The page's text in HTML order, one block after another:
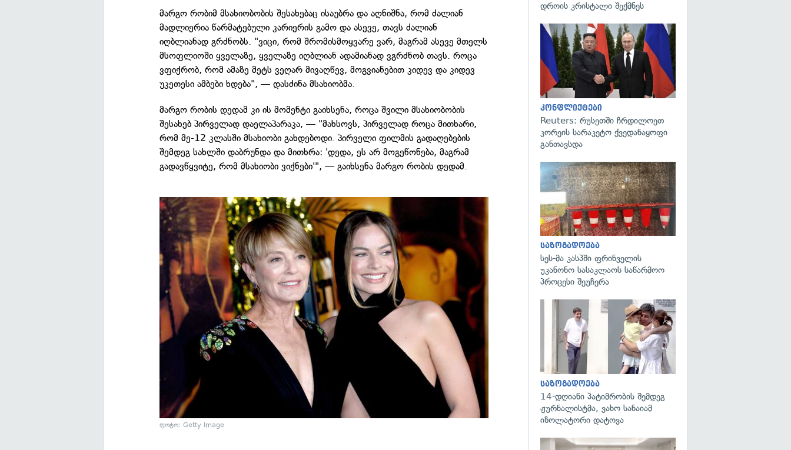
მარგო რობიმ მსახიობობის შესახებაც ისაუბრა და აღნიშნა, რომ ძალიან
მადლიერია წარმატებული კარიერის გამო და ასევე, თავს ძალიან
იღბლიანად გრძნობს. "ვიცი, რომ შრომისმოყვარე ვარ, მაგრამ ასევე მთელს
მსოფლიოში ყველაზე, ყველაზე იღბლიან ადამიანად ვგრძნობ თავს. როცა
ვფიქრობ, რომ ამაზე მეტს ვეღარ მივაღწევ, მოგვიანებით კიდევ და კიდევ
უკეთესი ამბები ხდება", — დასძინა მსახიობმა.
მარგო რობის დედამ კი ის მომენტი გაიხსენა, როცა შვილი მსახიობობის
შესახებ პირველად დაელაპარაკა, — "მახსოვს, პირველად როცა მითხარი,
რომ მე-12 კლასში მსახიობი გახდებოდი. პირველი ფილმის გადაღებების
შემდეგ სახლში დაბრუნდა და მითხრა: 'დედა, ეს არ მოგეწონება, მაგრამ
გადავწყვიტე, რომ მსახიობი ვიქნები'", — გაიხსენა მარგო რობის დედამ.
ფოტო: Getty Image
დროის კრისტალი შექმნეს
კონფლიქტები
Reuters: რუსეთში ჩრდილოეთ
კორეის სარაკეტო ქვედანაყოფი
განთავსდა
საზოგადოება
სეს-მა კასპში ფრინველის
უკანონო სასაკლაოს საწარმოო
პროცესი შეუჩერა
საზოგადოება
14-დღიანი პატიმრობის შემდეგ
ჟურნალისტმა, ვახო სანაიამ
იზოლატორი დატოვა